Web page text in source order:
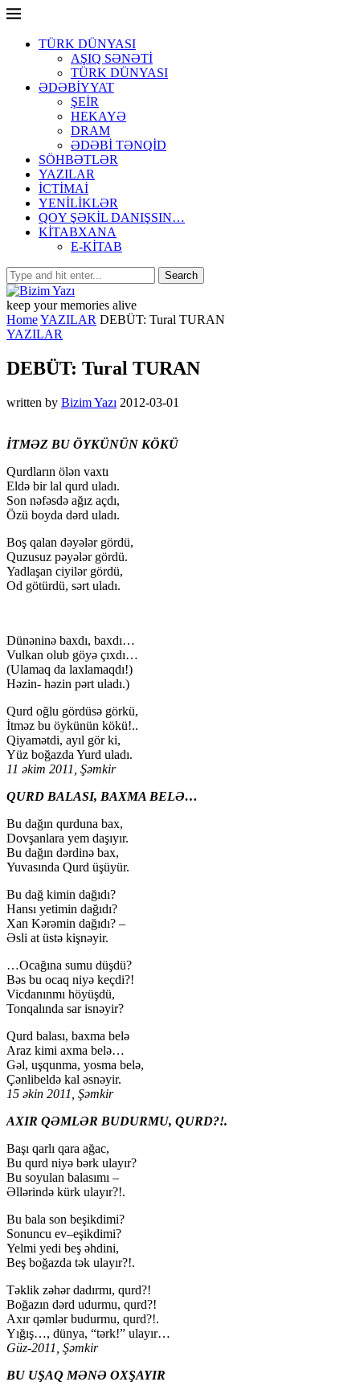
TÜRK DÜNYASI
AŞIQ SƏNƏTİ
TÜRK DÜNYASI
ƏDƏBİYYAT
ŞEİR
HEKAYƏ
DRAM
ƏDƏBİ TƏNQİD
SÖHBƏTLƏR
YAZILAR
İCTİMAİ
YENİLİKLƏR
QOY ŞƏKİL DANIŞSIN…
KİTABXANA
E-KİTAB
keep your memories alive
HomeYAZILAR DEBÜT: Tural TURAN
YAZILAR
DEBÜT: Tural TURAN
written by Bizim Yazı 2012-03-01
İTMƏZ BU ÖYKÜNÜN KÖKÜ
Qurdların ölən vaxtı
Eldə bir lal qurd uladı.
Son nəfəsdə ağız açdı,
Özü boyda dərd uladı.
Boş qalan dəyələr gördü,
Quzusuz pəyələr gördü.
Yadlaşan ciyilər gördü,
Od götürdü, sərt uladı.
Dünəninə baxdı, baxdı…
Vulkan olub göyə çıxdı…
(Ulamaq da laxlamaqdı!)
Həzin- həzin pərt uladı.)
Qurd oğlu gördüsə görkü,
İtməz bu öykünün kökü!..
Qiyamətdi, ayıl gör ki,
Yüz boğazda Yurd uladı.
11 əkim 2011, Şəmkir
QURD BALASI, BAXMA BELƏ…
Bu dağın qurduna bax,
Dovşanlara yem daşıyır.
Bu dağın dərdinə bax,
Yuvasında Qurd üşüyür.
Bu dağ kimin dağıdı?
Hansı yetimin dağıdı?
Xan Kərəmin dağıdı? –
Əsli at üstə kişnəyir.
…Ocağına sumu düşdü?
Bəs bu ocaq niyə keçdi?!
Vicdanınmı höyüşdü,
Tonqalında sar isnəyir?
Qurd balası, baxma belə
Araz kimi axma belə…
Gəl, uşqunma, yosma belə,
Çənlibeldə kal əsnəyir.
15 əkin 2011, Şəmkir
AXIR QƏMLƏR BUDURMU, QURD?!.
Başı qarlı qara ağac,
Bu qurd niyə bərk ulayır?
Bu soyulan balasımı –
Əllərində kürk ulayır?!.
Bu bala son beşikdimi?
Sonuncu ev–eşikdimi?
Yelmi yedi beş əhdini,
Beş boğazda tək ulayır?!.
Təklik zəhər dadırmı, qurd?!
Boğazın dərd udurmu, qurd?!
Axır qəmlər budurmu, qurd?!.
Yığış…, dünya, “tərk!” ulayır…
Güz-2011, Şəmkir
BU UŞAQ MƏNƏ OXŞAYIR